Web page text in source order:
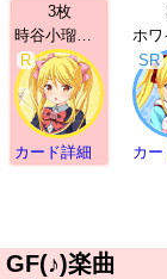
3枚
R
カード詳細
SR
カー
GF(♪)楽曲